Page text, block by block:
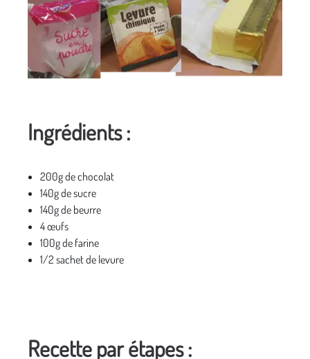
Ingrédients :
200g de chocolat
140g de sucre
140g de beurre
4 œufs
100g de farine
1/2 sachet de levure
Recette par étapes :